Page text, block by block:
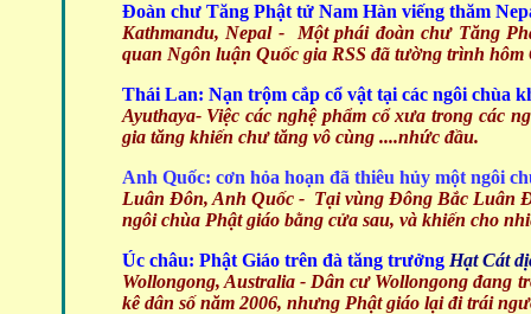
Đoàn chư Tăng Phật tử Nam Hàn viếng thăm
Kathmandu, Nepal - Một phái đoàn chư Tăng
quan Ngôn luận Quốc gia RSS đã tường trình hôm
Thái Lan: Nạn trộm cắp cổ vật tại các ngôi chùa
Ayuthaya- Việc các nghệ phẩm cổ xưa trong các
gia tăng khiến chư tăng vô cùng ....nhức đầu.
Anh Quốc: cơn hỏa hoạn đã thiêu hủy một ngôi
Luân Đôn, Anh Quốc - Tại vùng Đông Bắc Luân
ngôi chùa Phật giáo bằng cửa sau, và khiến cho
Úc châu: Phật Giáo trên đà tăng trưởng Hạt Cát
Wollongong, Australia- Dân cư Wollongong đang
kê dân số năm 2006, nhưng Phật giáo lại đi trái